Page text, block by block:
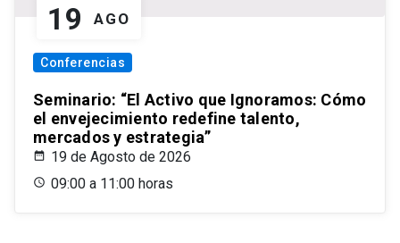
19 AGO
Conferencias
Seminario: “El Activo que Ignoramos: Cómo
el envejecimiento redefine talento,
mercados y estrategia”
19 de Agosto de 2026
09:00 a 11:00 horas